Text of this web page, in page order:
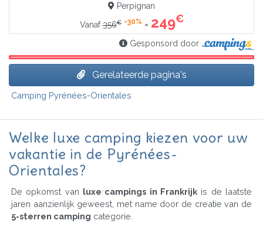
Perpignan
Vanaf356€ -30% = 249€
Gesponsord door
Gerelateerde pagina's
Camping Pyrénées-Orientales
Welke luxe camping kiezen voor uw
vakantie in de Pyrénées-
Orientales?
De opkomst van luxe campings in Frankrijk is de laatste
jaren aanzienlijk geweest, met name door de creatie van de
5-sterren camping categorie.